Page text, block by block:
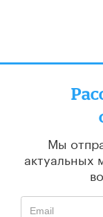
Мы
актуальных